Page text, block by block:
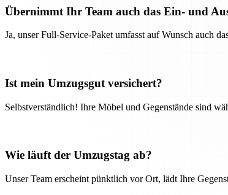
Übernimmt Ihr Team auch das Ein- und
Ja, unser Full-Service-Paket umfasst auf Wunsch auch
Ist mein Umzugsgut versichert?
Selbstverständlich! Ihre Möbel und Gegenstände sind
Wie läuft der Umzugstag ab?
Unser Team erscheint pünktlich vor Ort, lädt Ihre